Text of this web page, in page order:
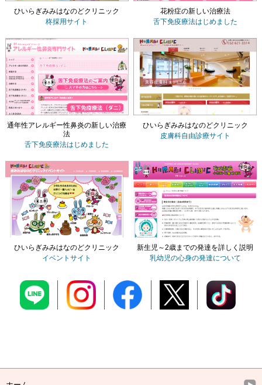
ひいらぎみみはなのどクリニック
柊採用サイト
花粉症の新しい治療法
舌下免疫療法はじめました
通年性アレルギー性鼻炎の新しい治療
法
舌下免疫療法はじめました
ひいらぎみみはなのどクリニック
皮膚科自由診療サイト
ひいらぎみみはなのどクリニック
イベントサイト
新生児～2歳までの発達を詳しく説明
乳幼児の心身の発達について